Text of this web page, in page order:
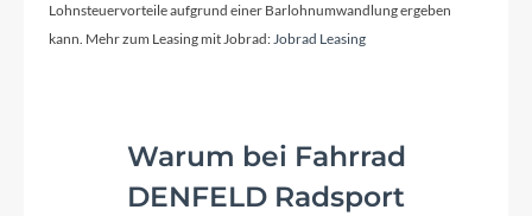
Kurbelgarnitur
Kassette
Shimano LG-600-10 / 11-43
Lohnsteuervorteile aufgrund einer Barlohnumwandlung ergeben
kann. Mehr zum Leasing mit Jobrad:Jobrad Leasing
Warum bei Fahrrad
DENFELD Radsport